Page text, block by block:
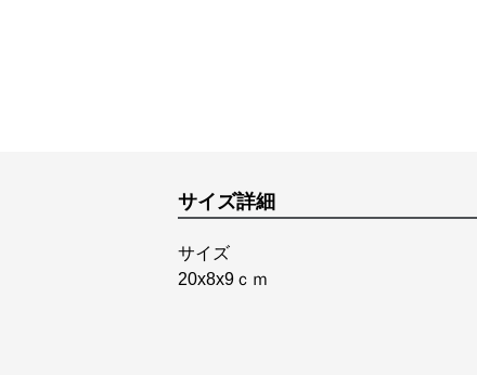
サイズ詳細
サイズ
20x8x9ｃｍ